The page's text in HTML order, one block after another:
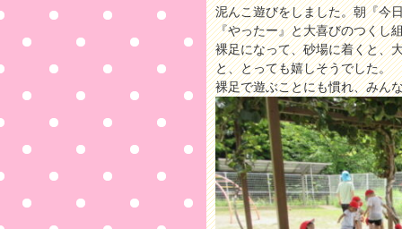
泥んこ遊びをしました。朝『今
『やったー』と大喜びのつくし
裸足になって、砂場に着くと、
と、とっても嬉しそうでした。
裸足で遊ぶことにも慣れ、みん